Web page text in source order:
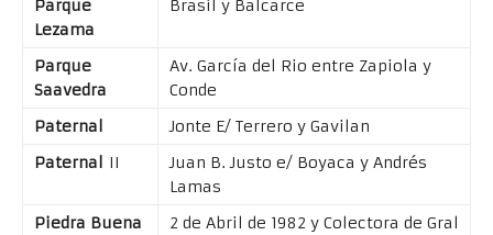
Parque
Lezama
Brasil y Balcarce
Parque
Saavedra
Av. García del Rio entre Zapiola y
Conde
Paternal
Jonte E/ Terrero y Gavilan
Paternal II
Juan B. Justo e/ Boyaca y Andrés
Lamas
Piedra Buena
2 de Abril de 1982 y Colectora de Gral